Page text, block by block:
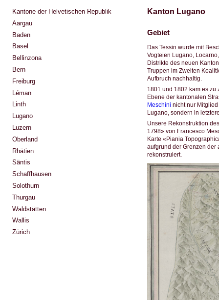
Y
o
a
r
e
h
e
r
e
Kanton Lugano
Gebiet
Das Tessin wurde mit
Vogteien Lugano,
Distrikte des neuen
Truppen im Zweiten
Aufbruch nachhaltig.
1801 und 1802 kam es
Ebene der kantonalen
Meschini nicht nur
Lugano, sondern in
Unsere Rekonstruktion
1798» von Francesco
Karte «Piania
aufgrund der Grenzen der
rekonstruiert.
Kantone der Helvetischen Republik
Aargau
Baden
Basel
Bellinzona
Bern
Freiburg
Léman
Linth
Lugano
Luzern
Oberland
Rhätien
Säntis
Schaffhausen
Solothurn
Thurgau
Waldstätten
Wallis
Zürich